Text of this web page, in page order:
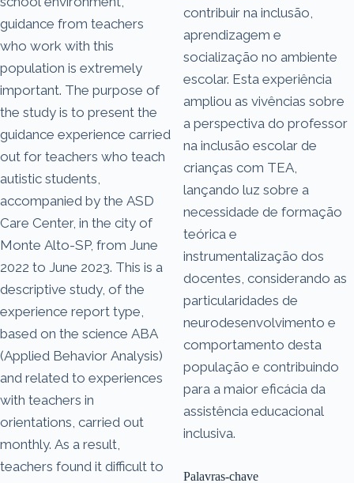
guidance from teachers
who work with this
population is extremely
important. The purpose of
the study is to present the
guidance experience carried
out for teachers who teach
autistic students,
accompanied by the ASD
Care Center, in the city of
Monte Alto-SP, from June
2022 to June 2023. This is a
descriptive study, of the
experience report type,
based on the science ABA
(Applied Behavior Analysis)
and related to experiences
with teachers in
orientations, carried out
monthly. As a result,
teachers found it difficult to
contribuir na inclusão,
aprendizagem e
socialização no ambiente
escolar. Esta experiência
ampliou as vivências sobre
a perspectiva do professor
na inclusão escolar de
crianças com TEA,
lançando luz sobre a
necessidade de formação
teórica e
instrumentalização dos
docentes, considerando as
particularidades de
neurodesenvolvimento e
comportamento desta
população e contribuindo
para a maior eficácia da
assistência educacional
inclusiva.
Palavras-chave